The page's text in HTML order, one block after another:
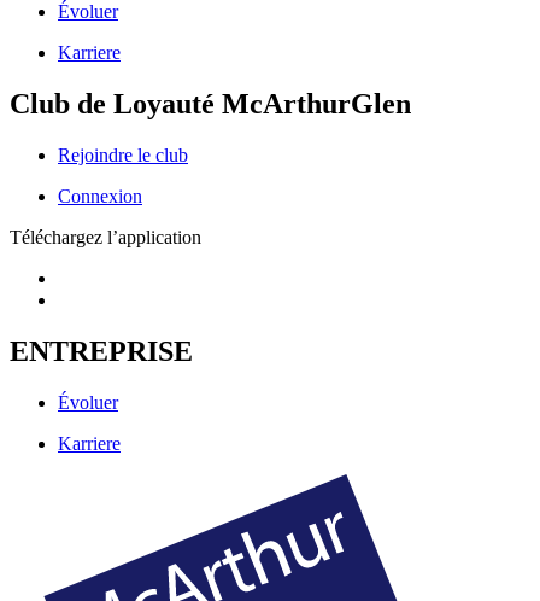
Évoluer
Karriere
Club de Loyauté McArthurGlen
Rejoindre le club
Connexion
Téléchargez l’application
ENTREPRISE
Évoluer
Karriere